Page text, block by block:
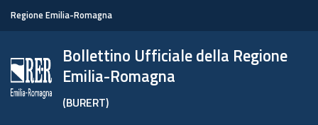
Regione Emilia-Romagna
Bollettino Ufficiale della Regione
Emilia-Romagna
(BURERT)